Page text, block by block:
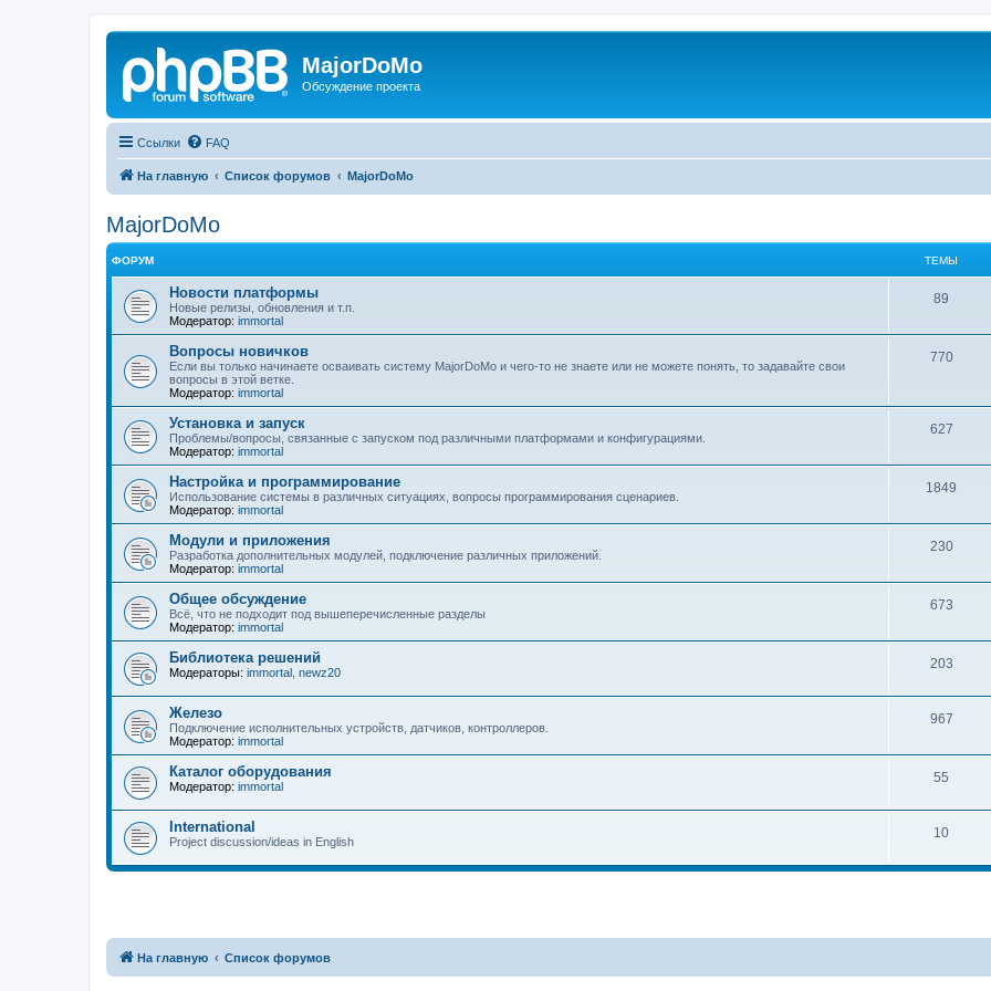
MajorDoMo
Обсуждение проекта
Ссылки FAQ
На главную Список форумов MajorDoMo
MajorDoMo
ФОРУМ ТЕМЫ
Новости платформы
Новые релизы, обновления и т.п.
Модератор: immortal
89
Вопросы новичков
Если вы только начинаете осваивать систему MajorDoMo и чего-то не знаете или не можете понять, то задавайте свои
вопросы в этой ветке.
Модератор: immortal
770
Установка и запуск
Проблемы/вопросы, связанные с запуском под различными платформами и конфигурациями.
Модератор: immortal
627
Настройка и программирование
Использование системы в различных ситуациях, вопросы программирования сценариев.
Модератор: immortal
1849
Модули и приложения
Разработка дополнительных модулей, подключение различных приложений.
Модератор: immortal
230
Общее обсуждение
Всё, что не подходит под вышеперечисленные разделы
Модератор: immortal
673
Библиотека решений
Модераторы: immortal newz20
203
Железо
Подключение исполнительных устройств, датчиков, контроллеров.
Модератор: immortal
967
Каталог оборудования
Модератор: immortal
55
International
Project discussion/ideas in English
10
На главную Список форумов